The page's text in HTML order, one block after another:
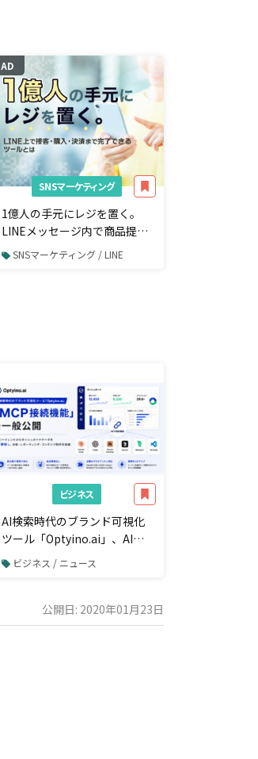
AD
SNSマーケティング
1億人の手元にレジを置く。
LINEメッセージ内で商品提案
から購入・決済まで完了でき
SNSマーケティング / LINE
ビジネス
AI検索時代のブランド可視化
ツール「Optyino.ai」、AIエ
ージェントからダッシュボー
ドデータを直接参照できる
ビジネス / ニュース
公開日: 2020年01月23日